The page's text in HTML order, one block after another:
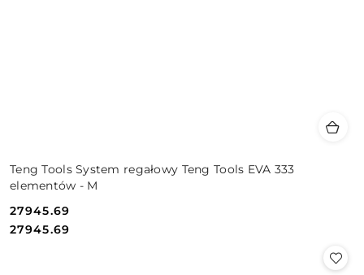
Teng Tools System regałowy Teng Tools EVA 333
elementów - M
Cena:
27945.69
Cena:
27945.69